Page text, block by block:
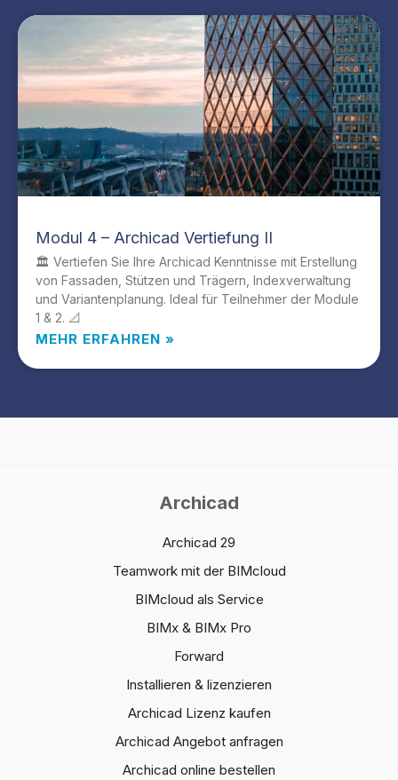
Modul 4 – Archicad Vertiefung II
🏛️ Vertiefen Sie Ihre Archicad Kenntnisse mit Erstellung
von Fassaden, Stützen und Trägern, Indexverwaltung
und Variantenplanung. Ideal für Teilnehmer der Module
1 & 2. 📐
MEHR ERFAHREN »
Archicad
Archicad 29
Teamwork mit der BIMcloud
BIMcloud als Service
BIMx & BIMx Pro
Forward
Installieren & lizenzieren
Archicad Lizenz kaufen
Archicad Angebot anfragen
Archicad online bestellen